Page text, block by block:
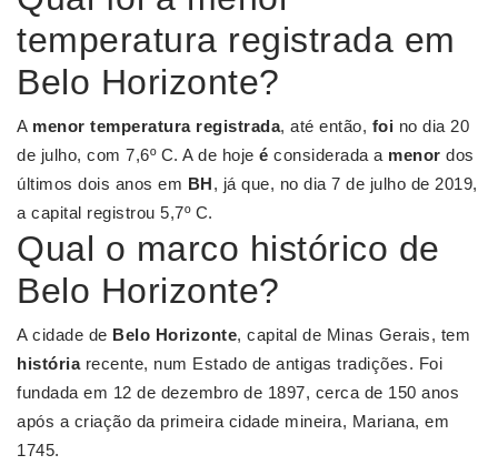
temperatura registrada em
Belo Horizonte?
A menor temperatura registrada, até então, foi no dia 20
de julho, com 7,6º C. A de hoje é considerada a menor dos
últimos dois anos em BH, já que, no dia 7 de julho de 2019,
a capital registrou 5,7º C.
Qual o marco histórico de
Belo Horizonte?
A cidade de Belo Horizonte, capital de Minas Gerais, tem
históriarecente, num Estado de antigas tradições. Foi
fundada em 12 de dezembro de 1897, cerca de 150 anos
após a criação da primeira cidade mineira, Mariana, em
1745.